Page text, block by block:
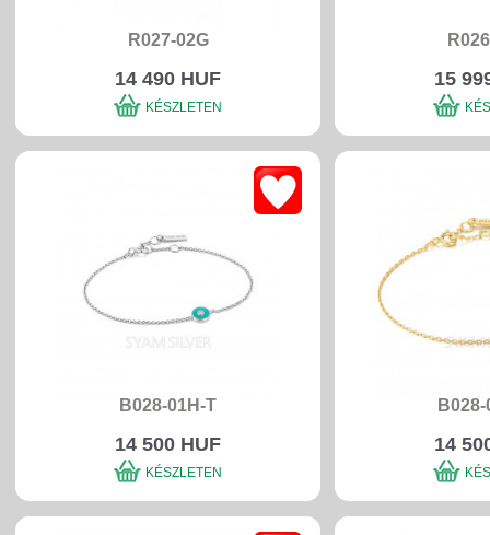
R027-02G
14 490 HUF
KÉSZLETEN
15
B028-01H-T
14 500 HUF
KÉSZLETEN
14